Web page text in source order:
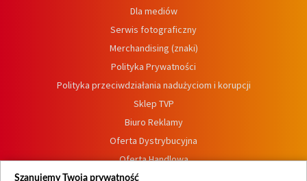
Dla mediów
Serwis fotograficzny
Merchandising (znaki)
Polityka Prywatności
Polityka przeciwdziałania nadużyciom i korupcji
Sklep TVP
Biuro Reklamy
Oferta Dystrybucyjna
Oferta Handlowa
Dostępność
Szanujemy Twoją prywatność